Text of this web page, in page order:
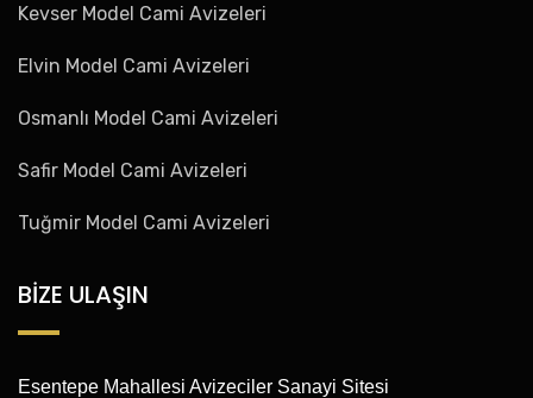
Kevser Model Cami Avizeleri
Elvin Model Cami Avizeleri
Osmanlı Model Cami Avizeleri
Safir Model Cami Avizeleri
Tuğmir Model Cami Avizeleri
BİZE ULAŞIN
Esentepe Mahallesi Avizeciler Sanayi Sitesi